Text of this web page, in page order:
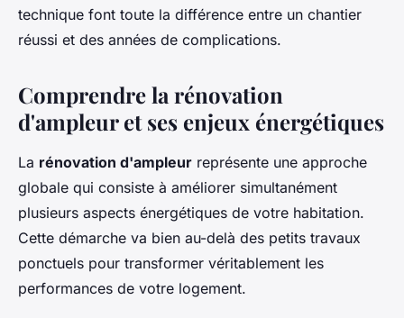
technique font toute la différence entre un chantier
réussi et des années de complications.
Comprendre la rénovation
d'ampleur et ses enjeux énergétiques
La rénovation d'ampleur représente une approche
globale qui consiste à améliorer simultanément
plusieurs aspects énergétiques de votre habitation.
Cette démarche va bien au-delà des petits travaux
ponctuels pour transformer véritablement les
performances de votre logement.